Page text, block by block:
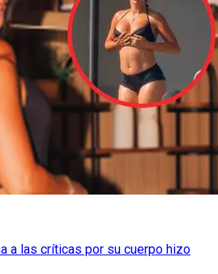
a las críticas por su cuerpo hizo